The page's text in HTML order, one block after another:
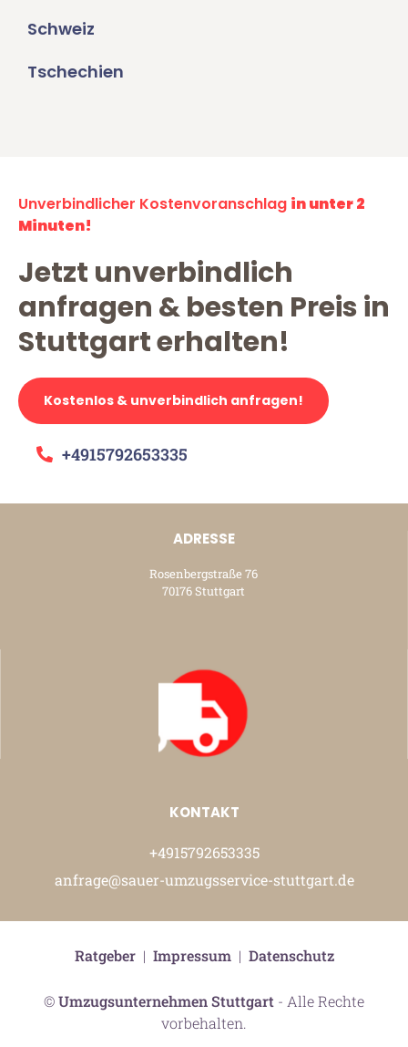
Schweiz
Tschechien
Unverbindlicher Kostenvoranschlag in unter 2
Minuten!
Jetzt unverbindlich
anfragen & besten Preis in
Stuttgart erhalten!
Kostenlos & unverbindlich anfragen!
+4915792653335
ADRESSE
Rosenbergstraße 76
70176 Stuttgart
KONTAKT
+4915792653335
anfrage@sauer-umzugsservice-stuttgart.de
©Umzugsunternehmen Stuttgart - Alle Rechte
vorbehalten.
Ratgeber| Impressum| Datenschutz